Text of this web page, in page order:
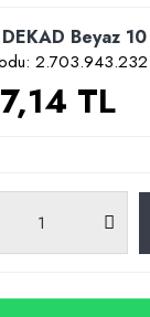
Beyaz
2.703.943.232
TL